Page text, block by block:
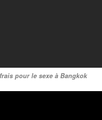
pour le sexe à Bangkok